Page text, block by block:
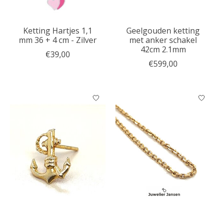
Ketting Hartjes 1,1
mm 36 + 4 cm - Zilver
€39,00
Geelgouden ketting
met anker schakel
42cm 2.1mm
€599,00